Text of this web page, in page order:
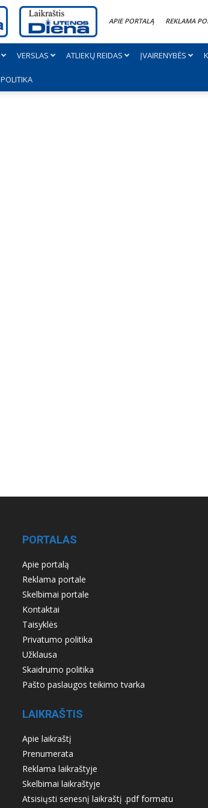
APIE PORTALĄ REKLAMA
VERSLAS ATLIEKŲ REIDAS ĮVAIRENYBĖS
POLITIKA
PORTALAS
Apie portalą
Reklama portale
Skelbimai portale
Kontaktai
Taisyklės
Privatumo politika
Užklausa
Skaidrumo politika
Pašto paslaugos teikimo tvarka
LAIKRAŠTIS
Apie laikraštį
Prenumerata
Reklama laikraštyje
Skelbimai laikraštyje
Atsisiųsti senesnį laikraštį .pdf formatu